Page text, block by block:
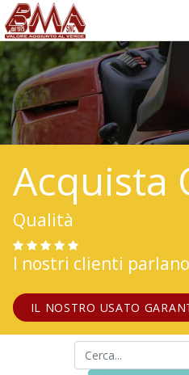
Acquista
Qualità
I nostri clienti
IL NOSTRO USATO